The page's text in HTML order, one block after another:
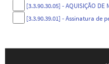
[3.3.90.30.05] - AQUISIÇÃO DE
[3.3.90.39.01] - Assinatura de